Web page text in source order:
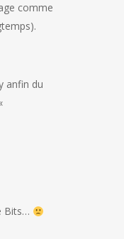
comme
anfin du
Bits…